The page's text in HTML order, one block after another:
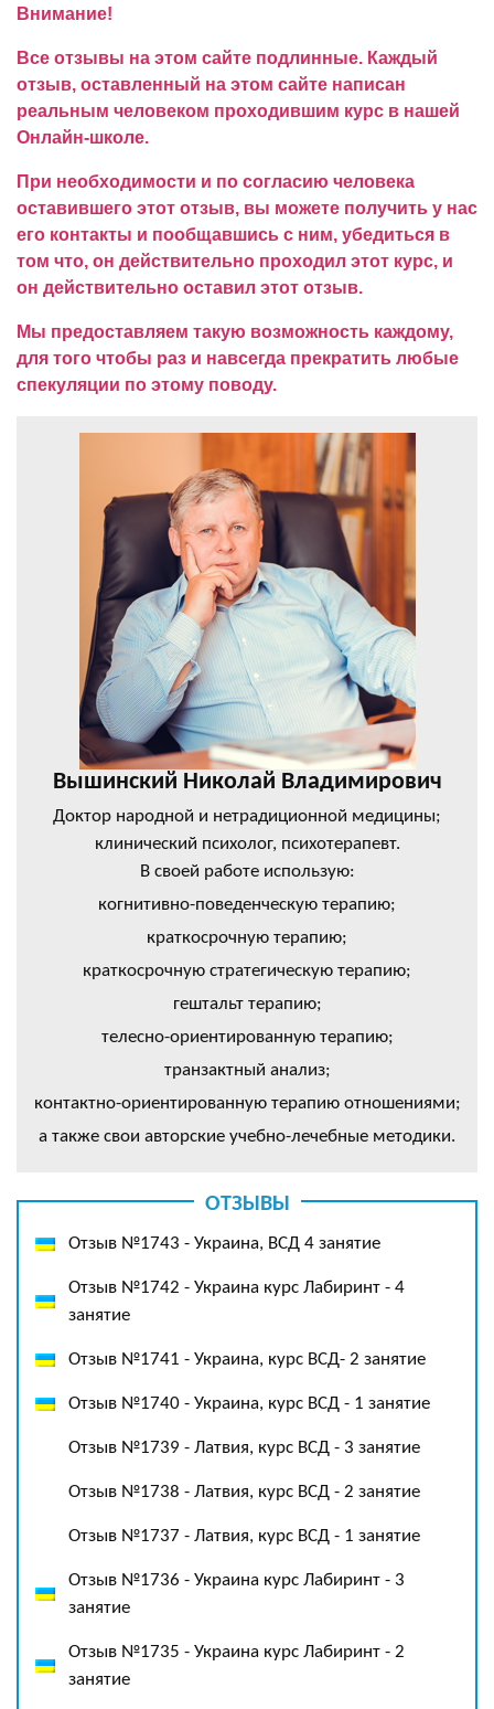
Внимание!
Все отзывы на этом сайте подлинные. Каждый
отзыв, оставленный на этом сайте написан
реальным человеком проходившим курс в нашей
Онлайн-школе.
При необходимости и по согласию человека
оставившего этот отзыв, вы можете получить у нас
его контакты и пообщавшись с ним, убедиться в
том что, он действительно проходил этот курс, и
он действительно оставил этот отзыв.
Мы предоставляем такую возможность каждому,
для того чтобы раз и навсегда прекратить любые
спекуляции по этому поводу.
Вышинский Николай Владимирович
Доктор народной и нетрадиционной медицины;
клинический психолог, психотерапевт.
В своей работе использую:
когнитивно-поведенческую терапию;
краткосрочную терапию;
краткосрочную стратегическую терапию;
гештальт терапию;
телесно-ориентированную терапию;
транзактный анализ;
контактно-ориентированную терапию отношениями;
а также свои авторские учебно-лечебные методики.
ОТЗЫВЫ
Отзыв №1743 - Украина, ВСД 4 занятие
Отзыв №1742 - Украина курс Лабиринт - 4
занятие
Отзыв №1741 - Украина, курс ВСД- 2 занятие
Отзыв №1740 - Украина, курс ВСД - 1 занятие
Отзыв №1739 - Латвия, курс ВСД - 3 занятие
Отзыв №1738 - Латвия, курс ВСД - 2 занятие
Отзыв №1737 - Латвия, курс ВСД - 1 занятие
Отзыв №1736 - Украина курс Лабиринт - 3
занятие
Отзыв №1735 - Украина курс Лабиринт - 2
занятие